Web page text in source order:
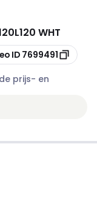
WHT
ID 7699491
prijs- en